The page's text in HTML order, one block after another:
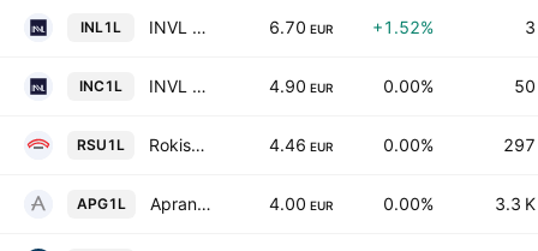
INL1L INVL Baltic Farmland AB 6.70 EUR +1.52% 3
INC1L INVL Technology 4.90 EUR 0.00% 50
RSU1L Rokiskio suris AB 4.46 EUR 0.00% 297
APG1L Apranga APB 4.00 EUR 0.00% 3.3 K